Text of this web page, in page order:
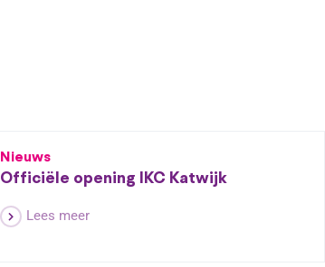
Nieuws
Officiële opening IKC Katwijk
Lees meer